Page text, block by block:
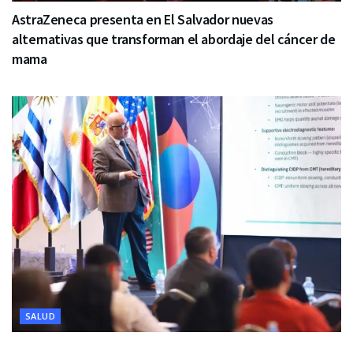
AstraZeneca presenta en El Salvador nuevas
alternativas que transforman el abordaje del cáncer de
mama
SALUD